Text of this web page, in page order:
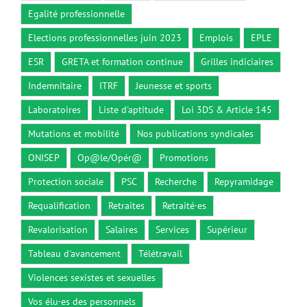
Egalité professionnelle
Elections professionnelles juin 2023
Emplois
EPLE
ESR
GRETA et formation continue
Grilles indiciaires
Indemnitaire
ITRF
Jeunesse et sports
Laboratoires
Liste d'aptitude
Loi 3DS & Article 145
Mutations et mobilité
Nos publications syndicales
ONISEP
Op@le/Opér@
Promotions
Protection sociale
PSC Recherche
Repyramidage
Requalification
Retraites
Retraité·es
Revalorisation
Salaires Services
Supérieur
Tableau d'avancement
Télétravail
Violences sexistes et sexuelles
Vos élu·es des personnels